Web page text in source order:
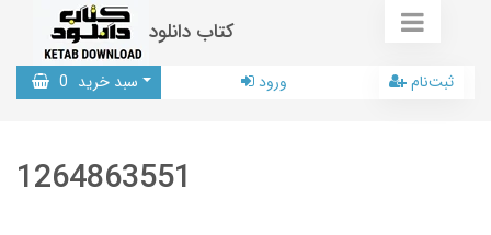
کتاب دانلود
سبد خرید 0 ورود ثبت‌نام
1264863551